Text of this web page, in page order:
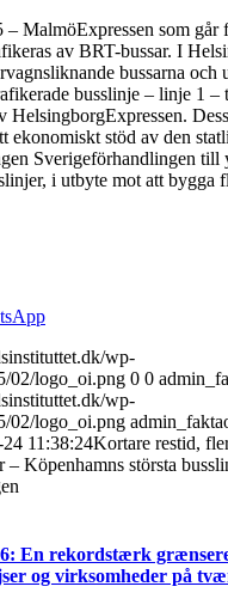
MalmöExpressen som går
av BRT-bussar. I
bussarna och
busslinje – linje 1 –
HelsingborgExpressen.
ekonomiskt stöd av den
Sverigeförhandlingen till
i utbyte mot att bygga
wp-
02/logo_oi.png 0 0
wp-
02/logo_oi.png
11:38:24Kortare restid,
– Köpenhamns största
En rekordstærk
og virksomheder på